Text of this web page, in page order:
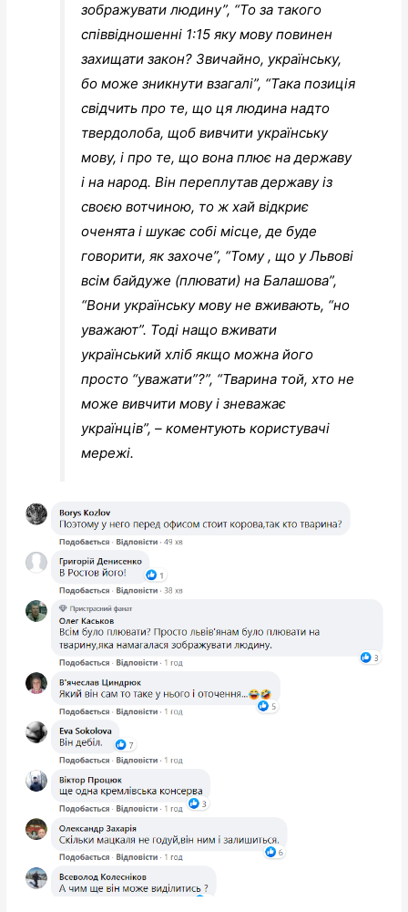
зображувати людину”, “То за такого
співвідношенні 1:15 яку мову повинен
захищати закон? Звичайно, українську,
бо може зникнути взагалі”, “Така позиція
свідчить про те, що ця людина надто
твердолоба, щоб вивчити українську
мову, і про те, що вона плює на державу
і на народ. Він переплутав державу із
своєю вотчиною, то ж хай відкриє
оченята і шукає собі місце, де буде
говорити, як захоче”, “Тому , що у Львові
всім байдуже (плювати) на Балашова”,
“Вони українську мову не вживають, “но
уважают”. Тоді нащо вживати
український хліб якщо можна його
просто “уважати”?”, “Тварина той, хто не
може вивчити мову і зневажає
українців”, – коментують користувачі
мережі.